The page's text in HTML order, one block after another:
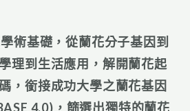
術基礎，從蘭花分子基因到
理到生活應用，解開蘭花起
，銜接成功大學之蘭花基因
4.0) ，篩選出獨特的蘭花